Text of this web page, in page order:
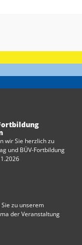
wir Sie herzlich zu
und BÜV-Fortbildung
zu unserem
der Veranstaltung